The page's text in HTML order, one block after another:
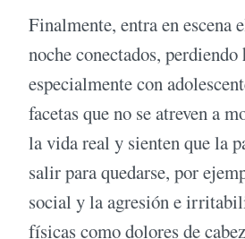
Finalmente, entra en escena
noche conectados,
especialmente con
facetas que no se atreven a
la vida real y sienten que la
salir para quedarse, por
social y la agresión e
físicas como dolores de